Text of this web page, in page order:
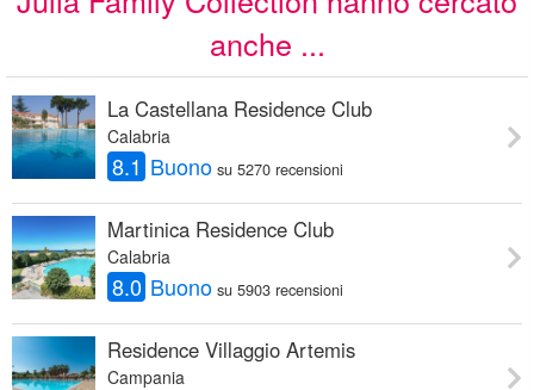
anche ...
La Castellana Residence Club
Calabria
8.1 Buono su 5270 recensioni
Martinica Residence Club
Calabria
8.0 Buono su 5903 recensioni
Residence Villaggio Artemis
Campania